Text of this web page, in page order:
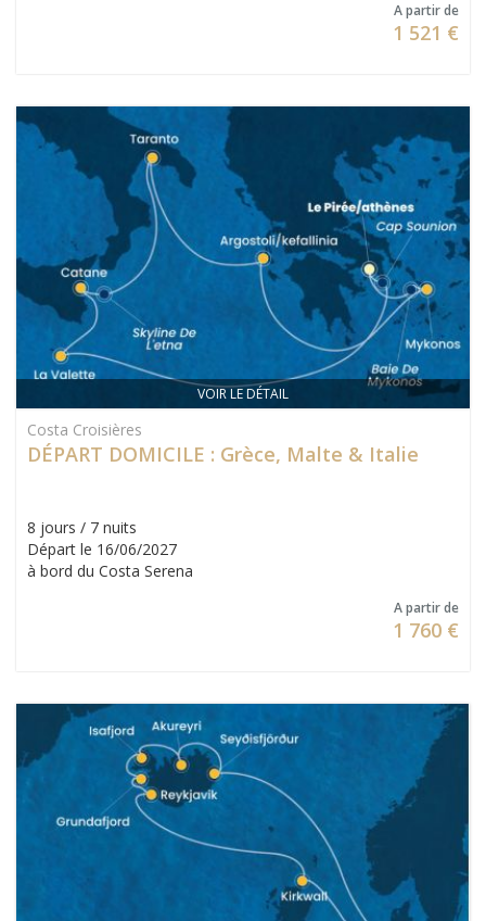
A partir de
1 521 €
VOIR LE DÉTAIL
Costa Croisières
DÉPART DOMICILE : Grèce, Malte & Italie
8 jours / 7 nuits
Départ le 16/06/2027
à bord du Costa Serena
A partir de
1 760 €